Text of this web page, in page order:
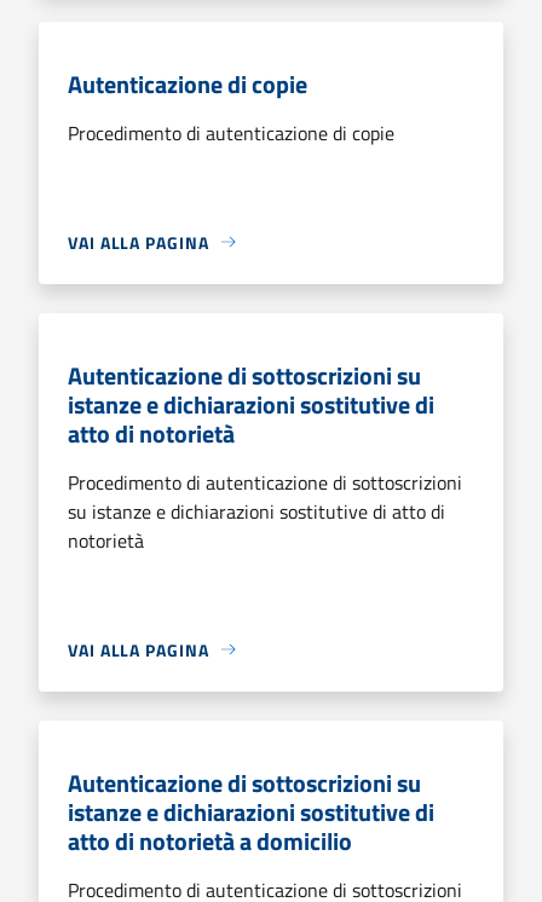
Autenticazione di copie
Procedimento di autenticazione di copie
VAI ALLA PAGINA
Autenticazione di sottoscrizioni su
istanze e dichiarazioni sostitutive di
atto di notorietà
Procedimento di autenticazione di sottoscrizioni
su istanze e dichiarazioni sostitutive di atto di
notorietà
VAI ALLA PAGINA
Autenticazione di sottoscrizioni su
istanze e dichiarazioni sostitutive di
atto di notorietà a domicilio
Procedimento di autenticazione di sottoscrizioni